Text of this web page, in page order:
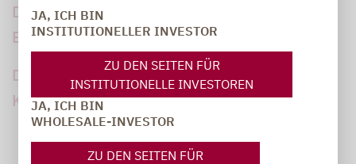
JA, ICH BIN
INSTITUTIONELLER INVESTOR
ZU DEN SEITEN FÜR
INSTITUTIONELLE INVESTOREN
JA, ICH BIN
WHOLESALE-INVESTOR
ZU DEN SEITEN FÜR
Datenschutzhinweise für Beschäftigte und
Bewerber
Datenschutzhinweise für
Kommunikationspartner